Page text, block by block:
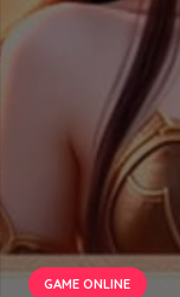
GAME ONLINE